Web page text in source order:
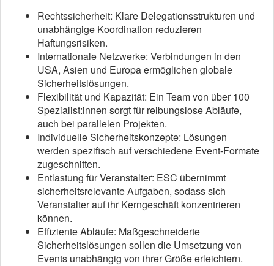
Rechtssicherheit: Klare Delegationsstrukturen und
unabhängige Koordination reduzieren
Haftungsrisiken.
Internationale Netzwerke: Verbindungen in den
USA, Asien und Europa ermöglichen globale
Sicherheitslösungen.
Flexibilität und Kapazität: Ein Team von über 100
Spezialist:innen sorgt für reibungslose Abläufe,
auch bei parallelen Projekten.
Individuelle Sicherheitskonzepte: Lösungen
werden spezifisch auf verschiedene Event-Formate
zugeschnitten.
Entlastung für Veranstalter: ESC übernimmt
sicherheitsrelevante Aufgaben, sodass sich
Veranstalter auf ihr Kerngeschäft konzentrieren
können.
Effiziente Abläufe: Maßgeschneiderte
Sicherheitslösungen sollen die Umsetzung von
Events unabhängig von ihrer Größe erleichtern.